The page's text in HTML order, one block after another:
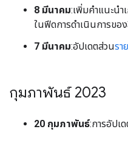
8 มีนาคม:เพิ่มคำแนะนำ
ในฟีดการดำเนินการขอ
7 มีนาคม:อัปเดตส่วนรา
กุมภาพันธ์ 2023
20 กุมภาพันธ์:การอัปเ